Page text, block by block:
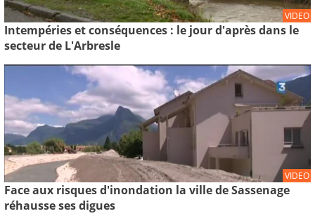
VIDEO
Intempéries et conséquences : le jour d'après dans le
secteur de L'Arbresle
VIDEO
Face aux risques d'inondation la ville de Sassenage
réhausse ses digues